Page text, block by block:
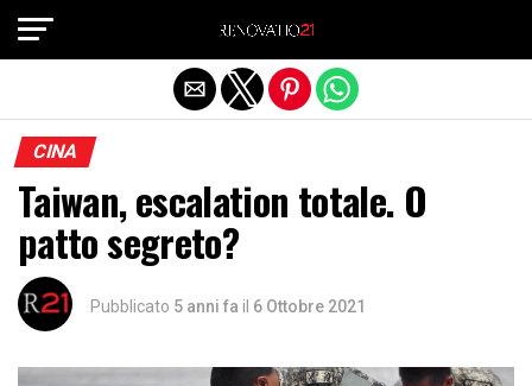
CINA
Taiwan, escalation totale. O
patto segreto?
Pubblicato 5 anni fa il 6 Ottobre 2021
Exit mobile version